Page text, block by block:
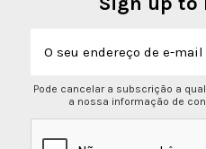
Pode cancelar a subscrição a
a nossa informação de